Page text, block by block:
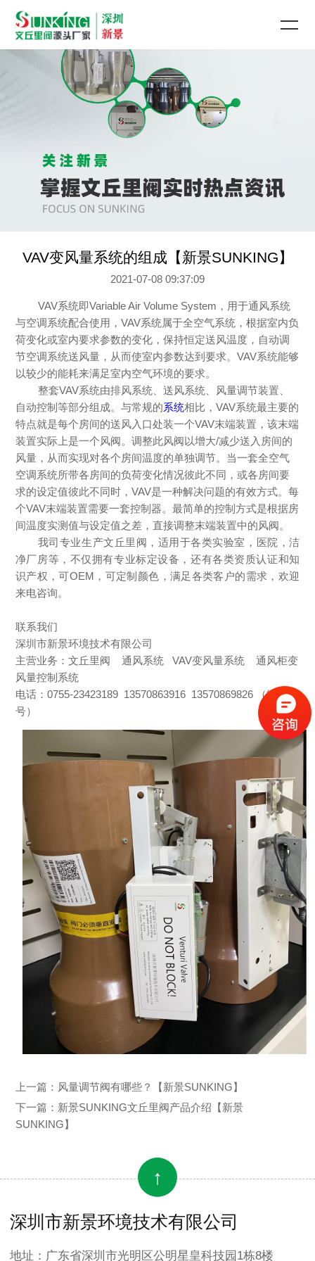
VAV变风量系统的组成【新景SUNKING】
2021-07-08 09:37:09
VAV系统即Variable Air Volume System ，用于通风系统
与空调系统配合使用， VAV系统属于全空气系统， 根据室内负
荷变化或室内要求参数的变化，保持恒定送风温度，自动调
节空调系统送风量，从而使室内参数达到要求。 VAV系统能够
以较少的能耗来满足室内空气环境的要求。
整套VAV系统由排风系统、送风系统、风量调节装置、
自动控制等部分组成。 与常规的系统相比， VAV系统最主要的
特点就是每个房间的送风入口处装一个VAV末端装置，该末端
装置实际上是一个风阀。调整此风阀以增大/减少送入房间的
风量，从而实现对各个房间温度的单独调节。当一套全空气
空调系统所带各房间的负荷变化情况彼此不同，或各房间要
求的设定值彼此不同时，VAV是一种解决问题的有效方式。每
个VAV末端装置需要一套控制器。最简单的控制方式是根据房
间温度实测值与设定值之差 ， 直接调整末端装置中的风阀。
我司专业生产文丘里阀，适用于各类实验室，医院，洁
净厂房等，不仅拥有专业标定设备，还有各类资质认证和知
识产权，可OEM，可定制颜色，满足各类客户的需求，欢迎
来电咨询。
联系我们
深圳市新景环境技术有限公司
主营业务：文丘里阀 通风系统 VAV变风量系统 通风柜变
风量控制系统
电话： 0755-23423189 13570863916 13570869826 （微信同
号）
上一篇： 风量调节阀有哪些？【新景SUNKING】
下一篇： 新景SUNKING文丘里阀产品介绍【新景
SUNKING】
↑
深圳市新景环境技术有限公司
地址：广东省深圳市光明区公明星皇科技园1栋8楼